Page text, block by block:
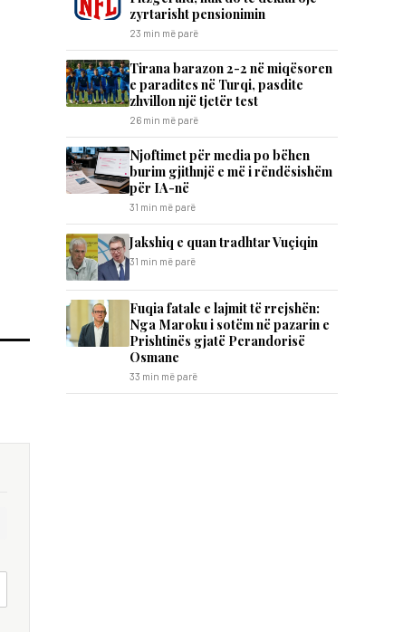
zyrtarisht pensionimin
23 min më parë
Tirana barazon 2-2 në miqësoren
e paradites në Turqi, pasdite
zhvillon një tjetër test
26 min më parë
Njoftimet për media po bëhen
burim gjithnjë e më i rëndësishëm
për IA-në
31 min më parë
Jakshiq e quan tradhtar Vuçiqin
31 min më parë
Fuqia fatale e lajmit të rrejshën:
Nga Maroku i sotëm në pazarin e
Prishtinës gjatë Perandorisë
Osmane
33 min më parë